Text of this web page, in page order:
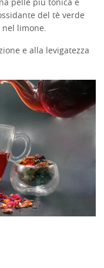
pelle più tonica e
del tè verde
nel limone.
e alla levigatezza